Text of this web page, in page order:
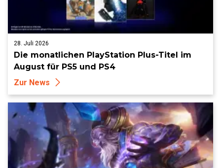
28. Juli 2026
Die monatlichen PlayStation Plus-Titel im
August für PS5 und PS4
Zur News